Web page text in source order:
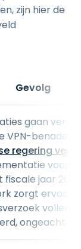
zijn hier de
Gevolg
gaan
VPN-
regering
voor
fiscale jaar
zorgt ervoor
ongeacht